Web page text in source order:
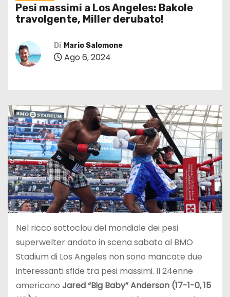
Pesi massimi a Los Angeles: Bakole
travolgente, Miller derubato!
Di Mario Salomone
Ago 6, 2024
Nel ricco sottoclou del mondiale dei pesi
superwelter andato in scena sabato al BMO
Stadium di Los Angeles non sono mancate due
interessanti sfide tra pesi massimi. Il 24enne
americano Jared “Big Baby” Anderson (17-1-0, 15